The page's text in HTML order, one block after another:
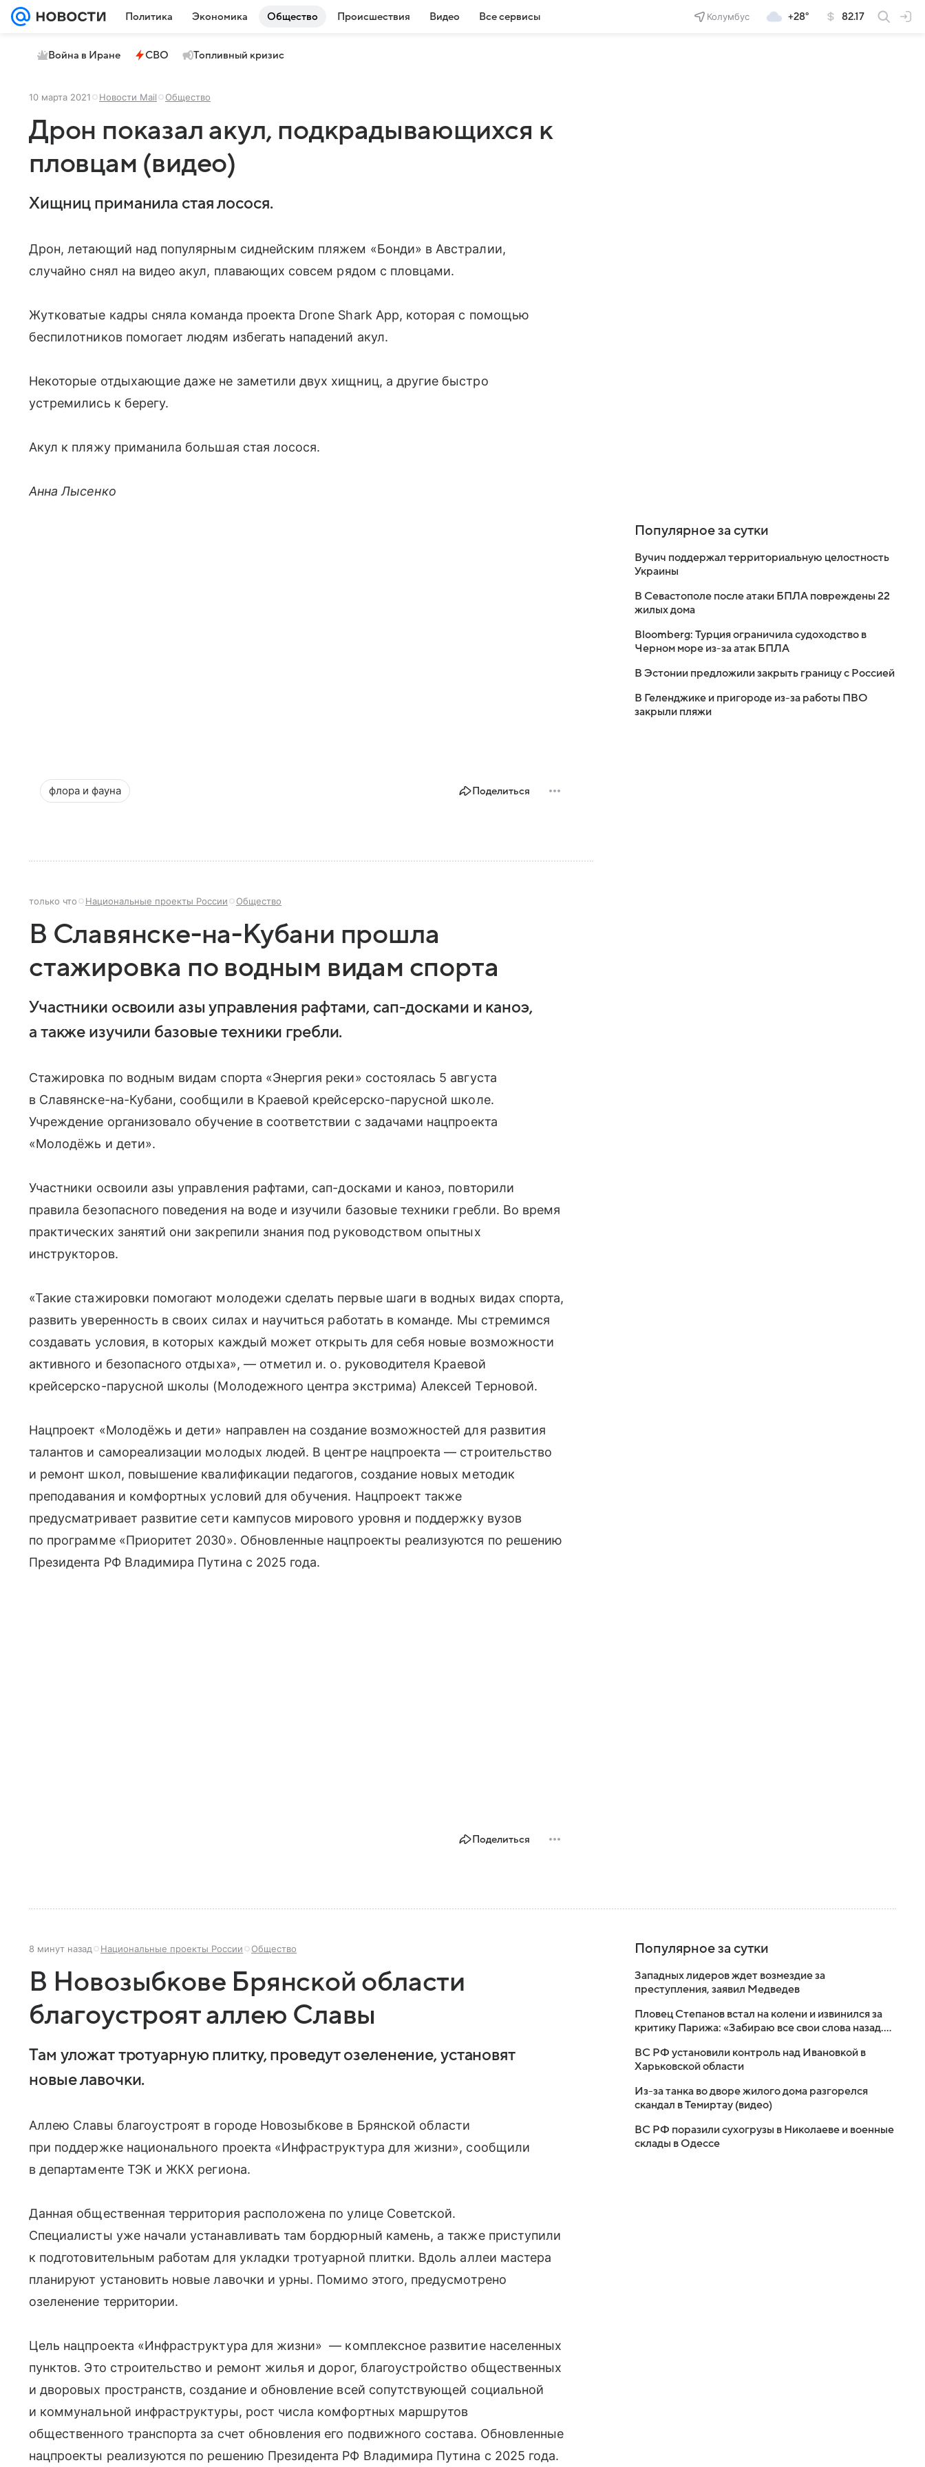
Политика Экономика Общество Происшествия Видео Все сервисы Колумбус +28° 82.17
Война в Иране СВО Топливный кризис
10 марта 2021 Новости Mail Общество
Дрон показал акул, подкрадывающихся к
пловцам (видео)
Хищниц приманила стая лосося.
Дрон, летающий над популярным сиднейским пляжем «Бонди» в Австралии,
случайно снял на видео акул, плавающих совсем рядом с пловцами.
Жутковатые кадры сняла команда проекта Drone Shark App, которая с помощью
беспилотников помогает людям избегать нападений акул.
Некоторые отдыхающие даже не заметили двух хищниц, а другие быстро
устремились к берегу.
Акул к пляжу приманила большая стая лосося.
Анна Лысенко
флора и фауна Поделиться
только что Национальные проекты России Общество
В Славянске-на-Кубани прошла
стажировка по водным видам спорта
Участники освоили азы управления рафтами, сап-досками и каноэ,
а также изучили базовые техники гребли.
Стажировка по водным видам спорта «Энергия реки» состоялась 5 августа
в Славянске-на-Кубани, сообщили в Краевой крейсерско-парусной школе.
Учреждение организовало обучение в соответствии с задачами нацпроекта
«Молодёжь и дети».
Участники освоили азы управления рафтами, сап-досками и каноэ, повторили
правила безопасного поведения на воде и изучили базовые техники гребли. Во время
практических занятий они закрепили знания под руководством опытных
инструкторов.
«Такие стажировки помогают молодежи сделать первые шаги в водных видах спорта,
развить уверенность в своих силах и научиться работать в команде. Мы стремимся
создавать условия, в которых каждый может открыть для себя новые возможности
активного и безопасного отдыха», — отметил и. о. руководителя Краевой
крейсерско-парусной школы (Молодежного центра экстрима) Алексей Терновой.
Нацпроект «Молодёжь и дети» направлен на создание возможностей для развития
талантов и самореализации молодых людей. В центре нацпроекта — строительство
и ремонт школ, повышение квалификации педагогов, создание новых методик
преподавания и комфортных условий для обучения. Нацпроект также
предусматривает развитие сети кампусов мирового уровня и поддержку вузов
по программе «Приоритет 2030». Обновленные нацпроекты реализуются по решению
Президента РФ Владимира Путина с 2025 года.
Поделиться
Популярное за сутки
Вучич поддержал территориальную целостность
Украины
В Севастополе после атаки БПЛА повреждены 22
жилых дома
Bloomberg: Турция ограничила судоходство в
Черном море из-за атак БПЛА
В Эстонии предложили закрыть границу с Россией
В Геленджике и пригороде из-за работы ПВО
закрыли пляжи
8 минут назад Национальные проекты России Общество
В Новозыбкове Брянской области
благоустроят аллею Славы
Там уложат тротуарную плитку, проведут озеленение, установят
новые лавочки.
Аллею Славы благоустроят в городе Новозыбкове в Брянской области
при поддержке национального проекта «Инфраструктура для жизни», сообщили
в департаменте ТЭК и ЖКХ региона.
Данная общественная территория расположена по улице Советской.
Специалисты уже начали устанавливать там бордюрный камень, а также приступили
к подготовительным работам для укладки тротуарной плитки. Вдоль аллеи мастера
планируют установить новые лавочки и урны. Помимо этого, предусмотрено
озеленение территории.
Цель нацпроекта «Инфраструктура для жизни» — комплексное развитие населенных
пунктов. Это строительство и ремонт жилья и дорог, благоустройство общественных
и дворовых пространств, создание и обновление всей сопутствующей социальной
и коммунальной инфраструктуры, рост числа комфортных маршрутов
общественного транспорта за счет обновления его подвижного состава. Обновленные
нацпроекты реализуются по решению Президента РФ Владимира Путина с 2025 года.
Популярное за сутки
Западных лидеров ждет возмездие за
преступления, заявил Медведев
Пловец Степанов встал на колени и извинился за
критику Парижа: «Забираю все свои слова назад.
ВС РФ установили контроль над Ивановкой в
Харьковской области
Из-за танка во дворе жилого дома разгорелся
скандал в Темиртау (видео)
ВС РФ поразили сухогрузы в Николаеве и военные
склады в Одессе